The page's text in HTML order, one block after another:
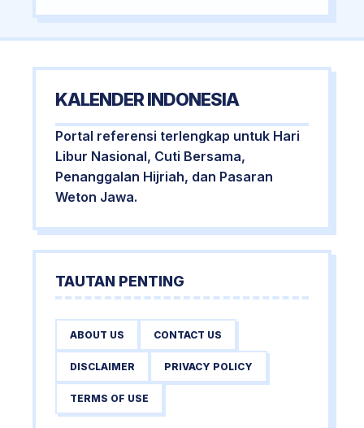
KALENDER INDONESIA
Portal referensi terlengkap untuk Hari
Libur Nasional, Cuti Bersama,
Penanggalan Hijriah, dan Pasaran
Weton Jawa.
TAUTAN PENTING
ABOUT US CONTACT US
DISCLAIMER PRIVACY POLICY
TERMS OF USE